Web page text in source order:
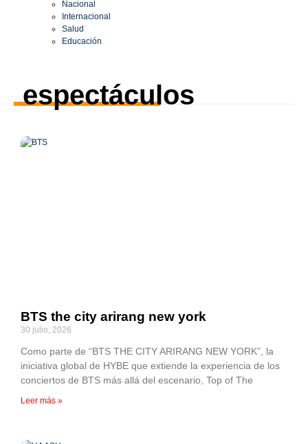
Nacional
Internacional
Salud
Educación
espectáculos
BTS the city arirang new york
30 julio, 2026
Como parte de “BTS THE CITY ARIRANG NEW YORK”, la
iniciativa global de HYBE que extiende la experiencia de los
conciertos de BTS más allá del escenario, Top of The
Leer más »